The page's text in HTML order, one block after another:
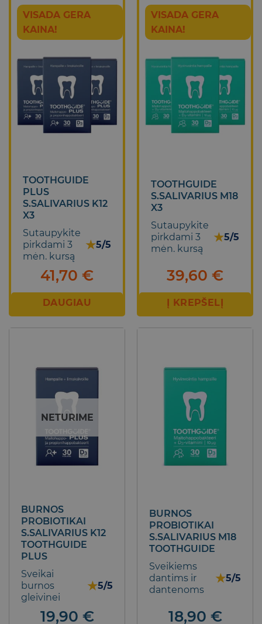
VISADA GERA
KAINA!
TOOTHGUIDE
PLUS
S.SALIVARIUS K12
X3
Sutaupykite
pirkdami 3
mėn. kursą
★5/5
41,70 €
DAUGIAU
VISADA GERA
KAINA!
TOOTHGUIDE
S.SALIVARIUS M18
X3
Sutaupykite
pirkdami 3
mėn. kursą
★5/5
39,60 €
Į KREPŠELĮ
NETURIME
BURNOS
PROBIOTIKAI
S.SALIVARIUS K12
TOOTHGUIDE
PLUS
Sveikai
burnos
gleivinei
★5/5
19,90 €
BURNOS
PROBIOTIKAI
S.SALIVARIUS M18
TOOTHGUIDE
Sveikiems
dantims ir
dantenoms
★5/5
18,90 €